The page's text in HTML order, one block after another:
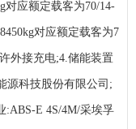
对应额定载客为70/14-
对应额定载客为7
外接充电;4.储能装置
源科技股份有限公司;
:ABS-E 4S/4M/采埃孚